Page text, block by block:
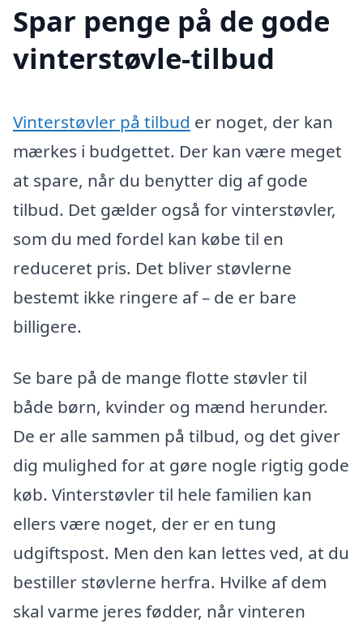
Spar penge på de gode
vinterstøvle-tilbud
Vinterstøvler på tilbud er noget, der kan
mærkes i budgettet. Der kan være meget
at spare, når du benytter dig af gode
tilbud. Det gælder også for vinterstøvler,
som du med fordel kan købe til en
reduceret pris. Det bliver støvlerne
bestemt ikke ringere af – de er bare
billigere.
Se bare på de mange flotte støvler til
både børn, kvinder og mænd herunder.
De er alle sammen på tilbud, og det giver
dig mulighed for at gøre nogle rigtig gode
køb. Vinterstøvler til hele familien kan
ellers være noget, der er en tung
udgiftspost. Men den kan lettes ved, at du
bestiller støvlerne herfra. Hvilke af dem
skal varme jeres fødder, når vinteren